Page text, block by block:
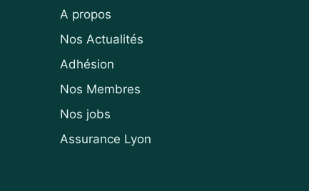
A propos
Nos Actualités
Adhésion
Nos Membres
Nos jobs
Assurance Lyon